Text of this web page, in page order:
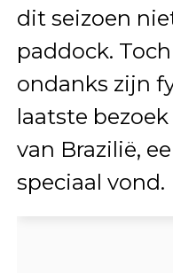
dit seizoen
paddock.
ondanks zijn
laatste
van Brazilië,
speciaal vond.